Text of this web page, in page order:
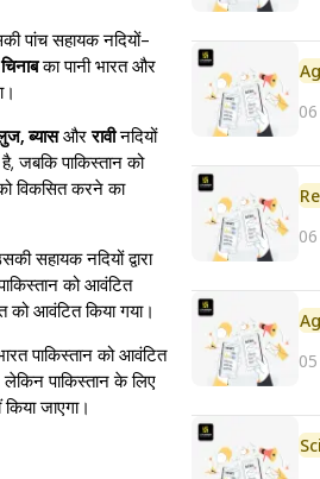
पांच सहायक नदियों-
चिनाबका पानी भारत और
ब्यासऔररावीनदियों
जबकि पाकिस्तान को
विकसित करने का
सहायक नदियों द्वारा
को आवंटित
को आवंटित किया गया।
पाकिस्तान को आवंटित
पाकिस्तान के लिए
जाएगा।